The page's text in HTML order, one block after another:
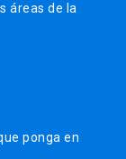
áreas de la
ponga en